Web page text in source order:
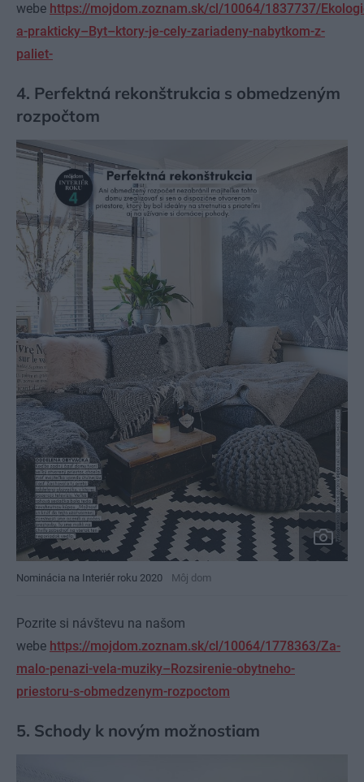
webe https://mojdom.zoznam.sk/cl/10064/1837737/
a-prakticky–Byt–ktory-je-cely-zariadeny-nabytkom-z-
paliet-
4. Perfektná rekonštrukcia s obmedzeným
rozpočtom
Nominácia na Interiér roku 2020 Môj dom
Pozrite si návštevu na našom
webe https://mojdom.zoznam.sk/cl/10064/1778363/Za-
malo-penazi-vela-muziky–Rozsirenie-obytneho-
priestoru-s-obmedzenym-rozpoctom
5. Schody k novým možnostiam